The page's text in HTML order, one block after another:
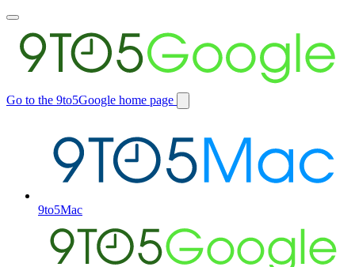
Toggle
main
menu
Go to the 9to5Google home page
Switch
9to5Mac